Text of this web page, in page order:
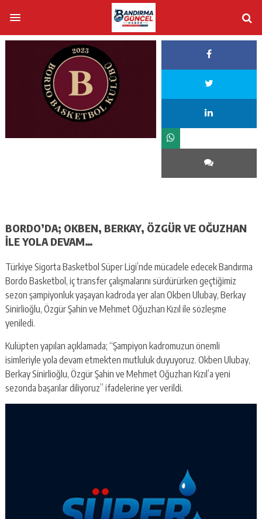
BORDO’DA; OKBEN, BERKAY, ÖZGÜR VE OĞUZHAN
İLE YOLA DEVAM…
Türkiye Sigorta Basketbol Süper Ligi’nde mücadele edecek Bandırma
Bordo Basketbol, iç transfer çalışmalarını sürdürürken geçtiğimiz
sezon şampiyonluk yaşayan kadroda yer alan Okben Ulubay, Berkay
Sinirlioğlu, Özgür Şahin ve Mehmet Oğuzhan Kızıl ile sözleşme
yeniledi.
Kulüpten yapılan açıklamada; “Şampiyon kadromuzun önemli
isimleriyle yola devam etmekten mutluluk duyuyoruz. Okben Ulubay,
Berkay Sinirlioğlu, Özgür Şahin ve Mehmet Oğuzhan Kızıl’a yeni
sezonda başarılar diliyoruz” ifadelerine yer verildi.